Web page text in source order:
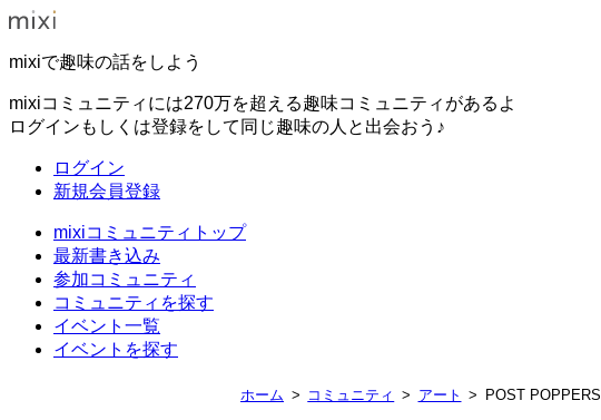
mixiで趣味の話をしよう
mixiコミュニティには270万を超える趣味コミュニティがあるよ
ログインもしくは登録をして同じ趣味の人と出会おう♪
ログイン
新規会員登録
mixiコミュニティトップ
最新書き込み
参加コミュニティ
コミュニティを探す
イベント一覧
イベントを探す
ホーム コミュニティ アート POST POPPERS